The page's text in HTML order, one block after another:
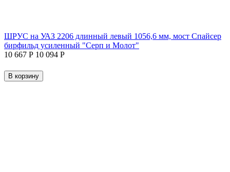
ШРУС на УАЗ 2206 длинный левый 1056,6 мм, мост Спайсер
бирфильд усиленный "Серп и Молот"
10 667 Р 10 094 Р
В корзину